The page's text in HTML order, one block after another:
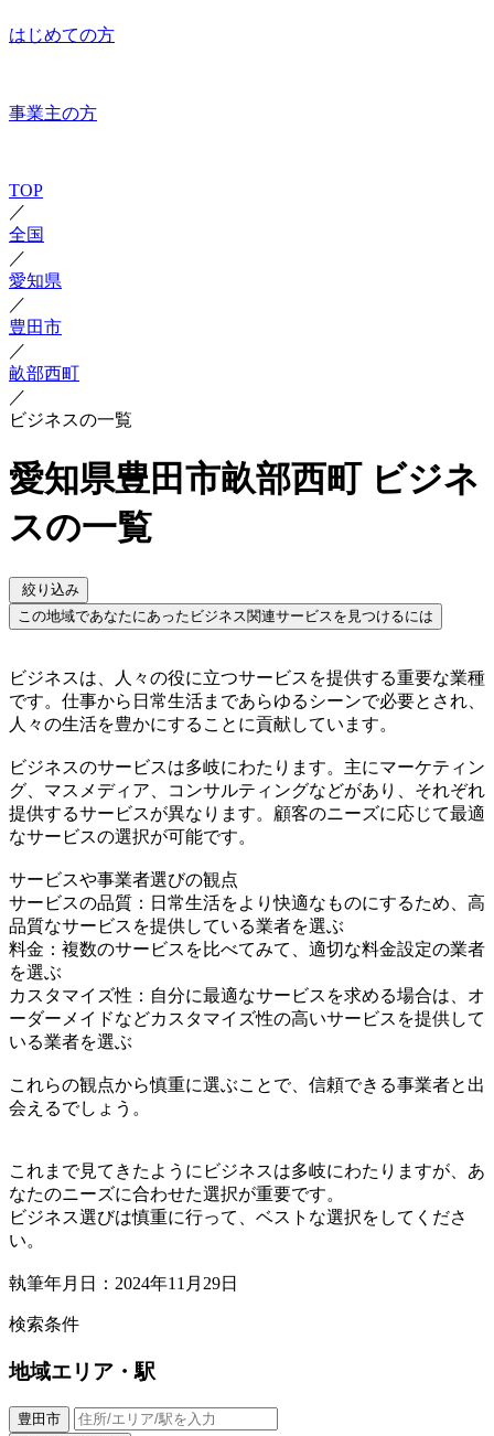
はじめての方
事業主の方
TOP
／
全国
／
愛知県
／
豊田市
／
畝部西町
／
ビジネスの一覧
愛知県豊田市畝部西町 ビジネ
スの一覧
絞り込み
この地域であなたにあったビジネス関連サービスを見つけるには
ビジネスは、人々の役に立つサービスを提供する重要な業種
です。仕事から日常生活まであらゆるシーンで必要とされ、
人々の生活を豊かにすることに貢献しています。
ビジネスのサービスは多岐にわたります。主にマーケティン
グ、マスメディア、コンサルティングなどがあり、それぞれ
提供するサービスが異なります。顧客のニーズに応じて最適
なサービスの選択が可能です。
サービスや事業者選びの観点
サービスの品質：日常生活をより快適なものにするため、高
品質なサービスを提供している業者を選ぶ
料金：複数のサービスを比べてみて、適切な料金設定の業者
を選ぶ
カスタマイズ性：自分に最適なサービスを求める場合は、オ
ーダーメイドなどカスタマイズ性の高いサービスを提供して
いる業者を選ぶ
これらの観点から慎重に選ぶことで、信頼できる事業者と出
会えるでしょう。
これまで見てきたようにビジネスは多岐にわたりますが、あ
なたのニーズに合わせた選択が重要です。
ビジネス選びは慎重に行って、ベストな選択をしてくださ
い。
執筆年月日：2024年11月29日
検索条件
地域エリア・駅
豊田市